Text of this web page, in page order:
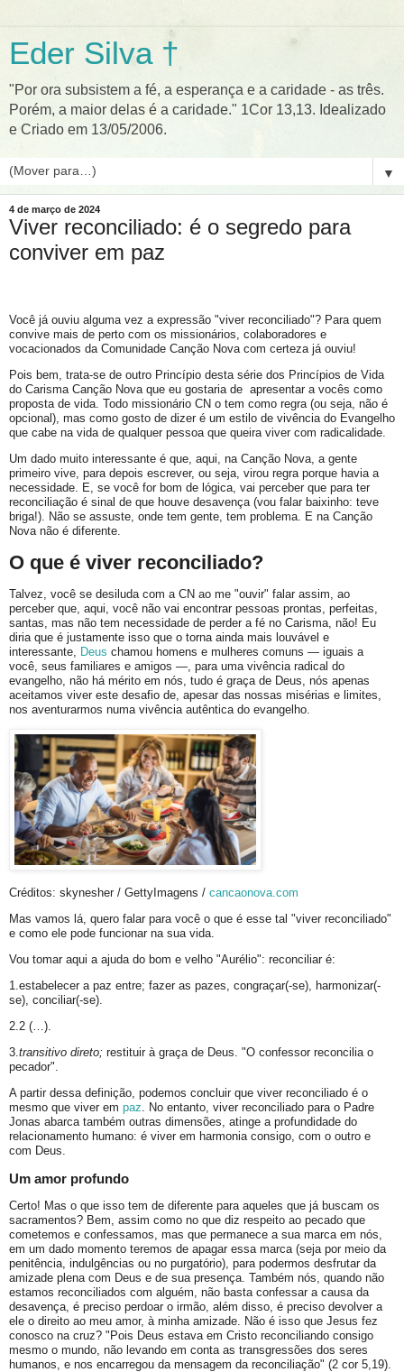
Eder Silva †
"Por ora subsistem a fé, a esperança e a caridade - as três.
Porém, a maior delas é a caridade." 1Cor 13,13. Idealizado
e Criado em 13/05/2006.
▼
4 de março de 2024
Viver reconciliado: é o segredo para
conviver em paz
Você já ouviu alguma vez a expressão "viver reconciliado"? Para quem
convive mais de perto com os missionários, colaboradores e
vocacionados da Comunidade Canção Nova com certeza já ouviu!
Pois bem, trata-se de outro Princípio desta série dos Princípios de Vida
do Carisma Canção Nova que eu gostaria de apresentar a vocês como
proposta de vida. Todo missionário CN o tem como regra (ou seja, não é
opcional), mas como gosto de dizer é um estilo de vivência do Evangelho
que cabe na vida de qualquer pessoa que queira viver com radicalidade.
Um dado muito interessante é que, aqui, na Canção Nova, a gente
primeiro vive, para depois escrever, ou seja, virou regra porque havia a
necessidade. E, se você for bom de lógica, vai perceber que para ter
reconciliação é sinal de que houve desavença (vou falar baixinho: teve
briga!). Não se assuste, onde tem gente, tem problema. E na Canção
Nova não é diferente.
O que é viver reconciliado?
Talvez, você se desiluda com a CN ao me "ouvir" falar assim, ao
perceber que, aqui, você não vai encontrar pessoas prontas, perfeitas,
santas, mas não tem necessidade de perder a fé no Carisma, não! Eu
diria que é justamente isso que o torna ainda mais louvável e
interessante,
Deus chamou homens e mulheres comuns — iguais a
você, seus familiares e amigos —, para uma vivência radical do
evangelho, não há mérito em nós, tudo é graça de Deus, nós apenas
aceitamos viver este desafio de, apesar das nossas misérias e limites,
nos aventurarmos numa vivência autêntica do evangelho.
Créditos: skynesher / GettyImagens / cancaonova.com
Mas vamos lá, quero falar para você o que é esse tal "viver reconciliado"
e como ele pode funcionar na sua vida.
Vou tomar aqui a ajuda do bom e velho "Aurélio": reconciliar é:
1.estabelecer a paz entre; fazer as pazes, congraçar(-se), harmonizar(-
se), conciliar(-se).
2.2 (…).
3. transitivo direto; restituir à graça de Deus. "O confessor reconcilia o
pecador".
A partir dessa definição, podemos concluir que viver reconciliado é o
mesmo que viver em paz . No entanto, viver reconciliado para o Padre
Jonas abarca também outras dimensões, atinge a profundidade do
relacionamento humano: é viver em harmonia consigo, com o outro e
com Deus.
Um amor profundo
Certo! Mas o que isso tem de diferente para aqueles que já buscam os
sacramentos? Bem, assim como no que diz respeito ao pecado que
cometemos e confessamos, mas que permanece a sua marca em nós,
em um dado momento teremos de apagar essa marca (seja por meio da
penitência, indulgências ou no purgatório), para podermos desfrutar da
amizade plena com Deus e de sua presença. Também nós, quando não
estamos reconciliados com alguém, não basta confessar a causa da
desavença, é preciso perdoar o irmão, além disso, é preciso devolver a
ele o direito ao meu amor, à minha amizade. Não é isso que Jesus fez
conosco na cruz? "Pois Deus estava em Cristo reconciliando consigo
mesmo o mundo, não levando em conta as transgressões dos seres
humanos, e nos encarregou da mensagem da reconciliação" (2 cor 5,19).